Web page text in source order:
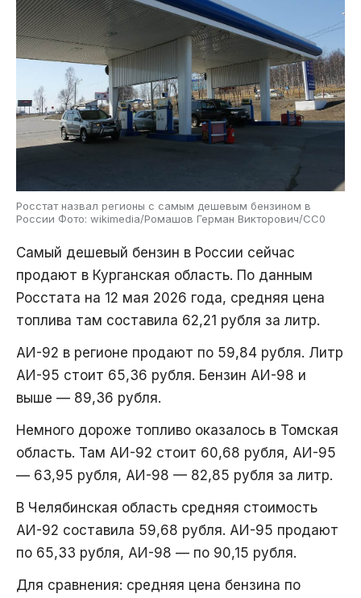
Росстат назвал регионы с самым дешевым бензином в
России Фото: wikimedia/Ромашов Герман Викторович/CC0
Самый дешевый бензин в России сейчас
продают в Курганская область. По данным
Росстата на 12 мая 2026 года, средняя цена
топлива там составила 62,21 рубля за литр.
АИ-92 в регионе продают по 59,84 рубля. Литр
АИ-95 стоит 65,36 рубля. Бензин АИ-98 и
выше — 89,36 рубля.
Немного дороже топливо оказалось в Томская
область. Там АИ-92 стоит 60,68 рубля, АИ-95
— 63,95 рубля, АИ-98 — 82,85 рубля за литр.
В Челябинская область средняя стоимость
АИ-92 составила 59,68 рубля. АИ-95 продают
по 65,33 рубля, АИ-98 — по 90,15 рубля.
Для сравнения: средняя цена бензина по